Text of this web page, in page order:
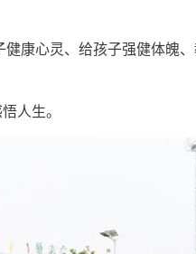
健康心灵、给孩子强健体魄
人生。